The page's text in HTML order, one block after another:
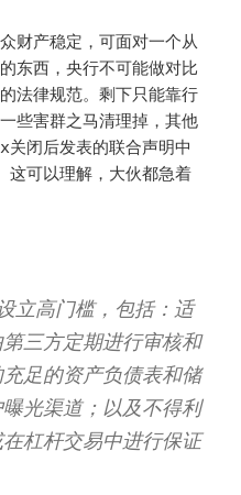
财产稳定，可面对一个从
东西，央行不可能做对比
法律规范。剩下只能靠行
些害群之马清理掉，其他
闭后发表的联合声明中
可以理解，大伙都急着
立高门槛，包括：适
三方定期进行审核和
足的资产负债表和储
光渠道；以及不得利
杠杆交易中进行保证